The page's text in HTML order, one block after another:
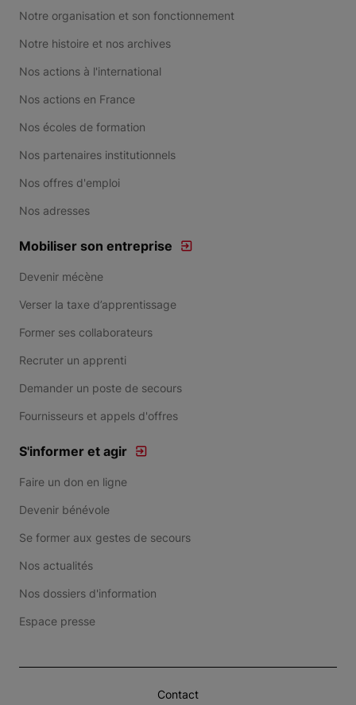
Notre organisation et son fonctionnement
Notre histoire et nos archives
Nos actions à l'international
Nos actions en France
Nos écoles de formation
Nos partenaires institutionnels
Nos offres d'emploi
Nos adresses
Mobiliser son entreprise
Devenir mécène
Verser la taxe d’apprentissage
Former ses collaborateurs
Recruter un apprenti
Demander un poste de secours
Fournisseurs et appels d'offres
S'informer et agir
Faire un don en ligne
Devenir bénévole
Se former aux gestes de secours
Nos actualités
Nos dossiers d'information
Espace presse
Contact